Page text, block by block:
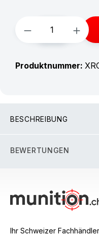
Produkt
Produktnummer:
BESCHREIBUNG
BEWERTUNGEN
Ihr Schweizer